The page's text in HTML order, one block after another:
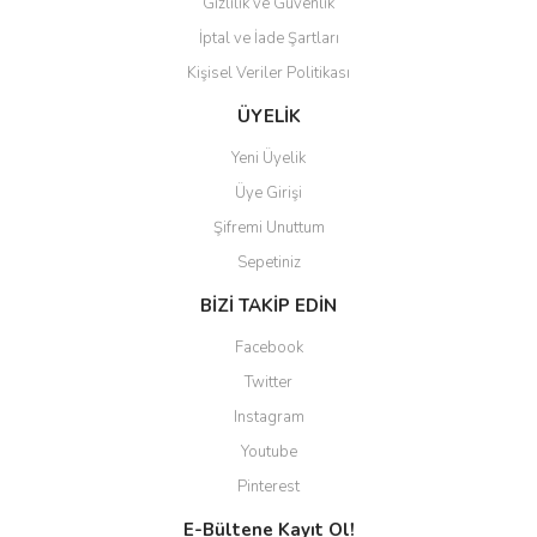
Gönder
İptal ve İade Şartları
Kişisel Veriler Politikası
ÜYELİK
Yeni Üyelik
Üye Girişi
Şifremi Unuttum
Sepetiniz
BİZİ TAKİP EDİN
Facebook
Twitter
Instagram
Youtube
Pinterest
E-Bültene Kayıt Ol!